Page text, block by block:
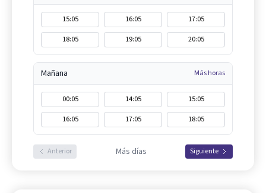
15:05 16:05
17:05
18:05
19:05 20:05
Mañana Más horas
00:05 14:05
15:05
16:05
17:05 18:05
Anterior Más días Siguiente